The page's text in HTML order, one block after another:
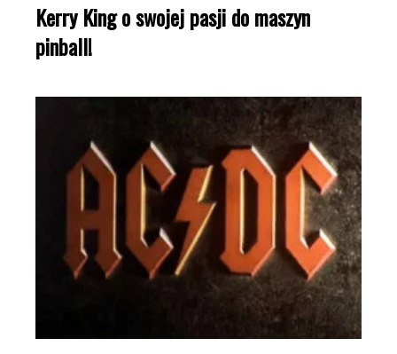
Kerry King o swojej pasji do maszyn
pinball!